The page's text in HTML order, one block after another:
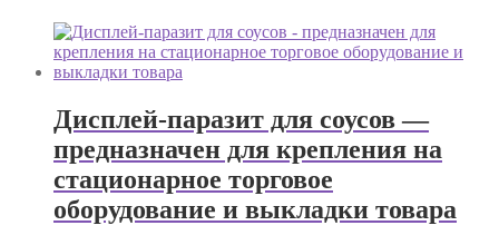
Дисплей-паразит для соусов —
предназначен для крепления на
стационарное торговое
оборудование и выкладки товара